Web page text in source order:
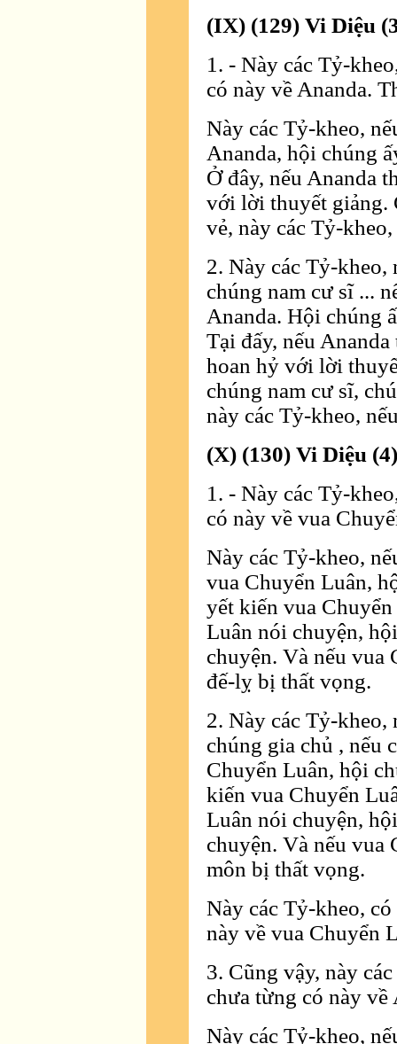
(IX) (129) Vi Diệu
1. - Này các Tỷ-
có này về Ananda.
Này các Tỷ-kheo,
Ananda, hội chúng
Ở đây, nếu Ananda
với lời thuyết giảng.
vẻ, này các Tỷ-
2. Này các Tỷ-kheo,
chúng nam cư sĩ ...
Ananda. Hội chúng
Tại đấy, nếu
hoan hỷ với lời
chúng nam cư sĩ,
này các Tỷ-kheo,
(X) (130) Vi Diệu (4)
1. - Này các Tỷ-
có này về vua
Này các Tỷ-kheo,
vua Chuyển Luân,
yết kiến vua
Luân nói chuyện,
chuyện. Và nếu vua
đế-lỵ bị thất vọng.
2. Này các Tỷ-kheo,
chúng gia chủ , nếu
Chuyển Luân, hội
kiến vua Chuyển
Luân nói chuyện,
chuyện. Và nếu vua
môn bị thất vọng.
Này các Tỷ-kheo,
này về vua Chuyển
3. Cũng vậy, này
chưa từng có này về
Này các Tỷ-kheo,